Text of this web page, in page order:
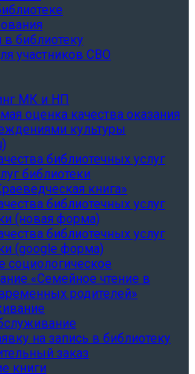
в библиотеку
участников СВО
МК и НП
оценка качества оказания
культуры
библиотечных услуг
библиотеки
книга»
библиотечных услуг
(новая форма)
библиотечных услуг
(google форма)
социологическое
«Семейное чтение в
родителей»
на запись в библиотеку
заказ
книги